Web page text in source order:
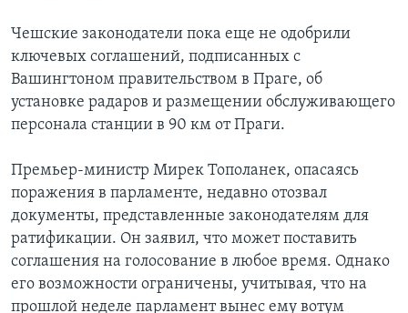
Чешские законодатели пока еще не одобрили
ключевых соглашений, подписанных с
Вашингтоном правительством в Праге, об
установке радаров и размещении обслуживающего
персонала станции в 90 км от Праги.
Премьер-министр Мирек Тополанек, опасаясь
поражения в парламенте, недавно отозвал
документы, представленные законодателям для
ратификации. Он заявил, что может поставить
соглашения на голосование в любое время. Однако
его возможности ограничены, учитывая, что на
прошлой неделе парламент вынес ему вотум